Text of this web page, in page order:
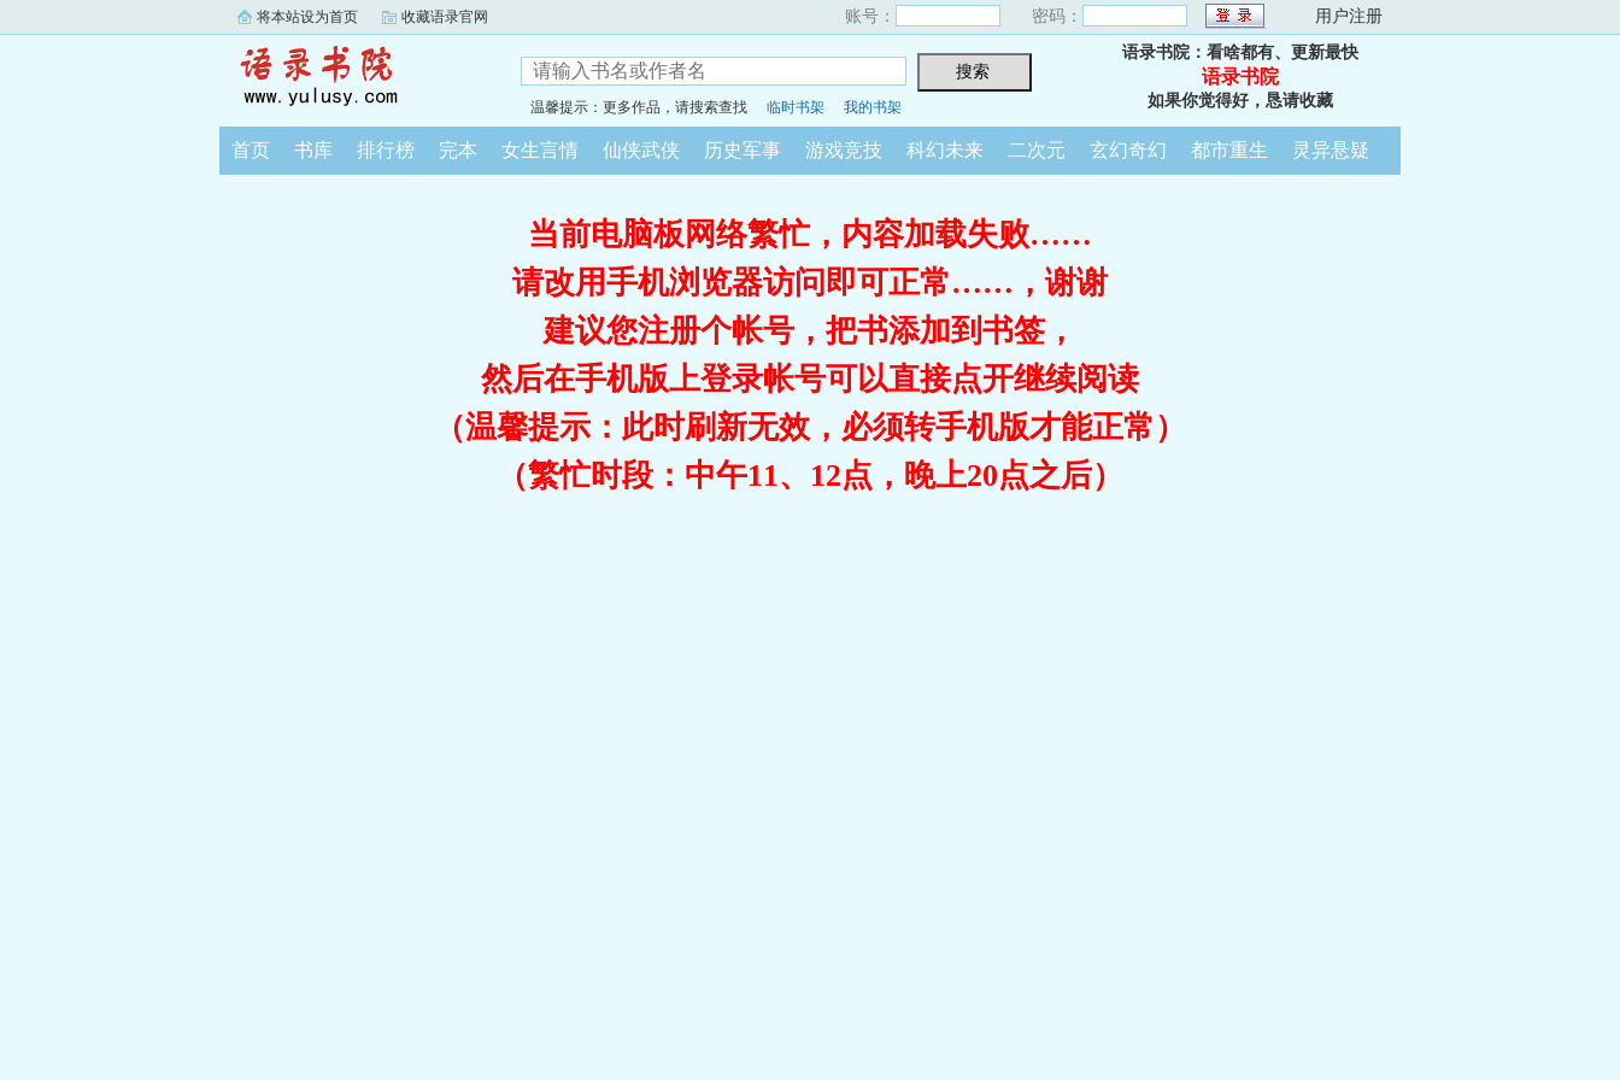
将本站设为首页 收藏语录官网 账号： 密码： 用户注册
温馨提示：更多作品，请搜索查找 临时书架 我的书架
语录书院：看啥都有、更新最快
语录书院
如果你觉得好，恳请收藏
首页 书库 排行榜 完本 女生言情 仙侠武侠 历史军事 游戏竞技 科幻未来 二次元 玄幻奇幻 都市重生 灵异悬疑
当前电脑板网络繁忙，内容加载失败……
请改用手机浏览器访问即可正常……，谢谢
建议您注册个帐号，把书添加到书签，
然后在手机版上登录帐号可以直接点开继续阅读
（温馨提示：此时刷新无效，必须转手机版才能正常）
（繁忙时段：中午11、12点，晚上20点之后）